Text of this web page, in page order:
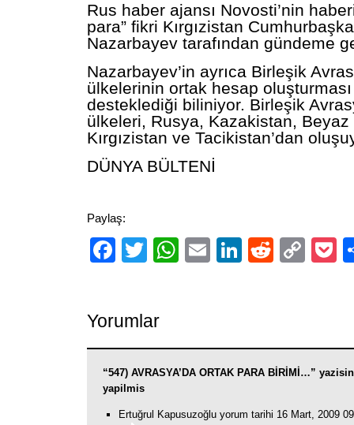
Rus haber ajansı Novosti’nin
para” fikri Kırgızistan
Nazarbayev tarafından gündeme
Nazarbayev’in ayrıca Birleşik
ülkelerinin ortak hesap
desteklediği biliniyor. Birleşik
ülkeleri, Rusya, Kazakistan, Beyaz
Kırgızistan ve Tacikistan’dan
DÜNYA BÜLTENİ
Paylaş:
Facebook
TwitterWhatsApp
EmailLinkedIn
Reddit
Yorumlar
“547) AVRASYA’DA ORTAK PARA BİRİMİ…”
yapilmis
Ertuğrul Kapusuzoğlu yorum tarihi 16 Mart, 2009